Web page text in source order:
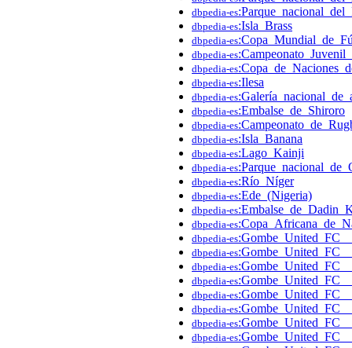
dbpedia-es
dbpedia-es:Isla_Brass
dbpedia-es
dbpedia-es
dbpedia-es
dbpedia-es:Ilesa
dbpedia-es
dbpedia-es:Embalse_de_Shiroro
dbpedia-es
dbpedia-es:Isla_Banana
dbpedia-es:Lago_Kainji
dbpedia-es
dbpedia-es:Río_Níger
dbpedia-es:Ede_(Nigeria)
dbpedia-es
dbpedia-es
dbpedia-es
dbpedia-es
dbpedia-es
dbpedia-es
dbpedia-es
dbpedia-es
dbpedia-es
dbpedia-es